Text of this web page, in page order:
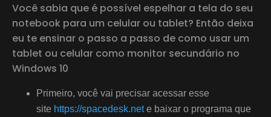
Você sabia que é possível espelhar a tela do seu
notebook para um celular ou tablet? Então deixa
eu te ensinar o passo a passo de como usar um
tablet ou celular como monitor secundário no
Windows 10
Primeiro, você vai precisar acessar esse
site https://spacedesk.nete baixar o programa que